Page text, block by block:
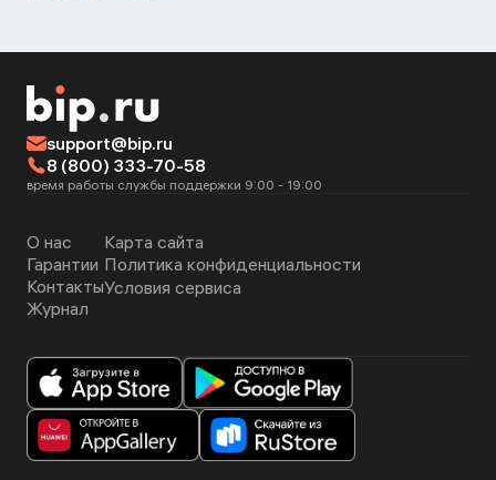
support@bip.ru
8 (800) 333-70-58
время работы службы поддержки 9:00 - 19:00
О нас
Гарантии
Контакты
Журнал
Карта сайта
Политика конфиденциальности
Условия сервиса